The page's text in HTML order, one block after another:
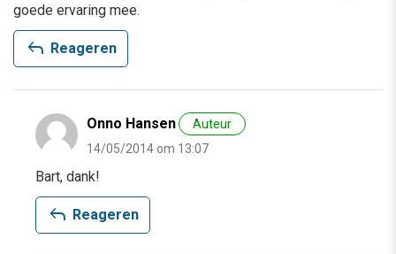
goede ervaring mee.
reply Reageren
Onno Hansen
Auteur
14/05/2014 om 13:07
Bart, dank!
reply Reageren